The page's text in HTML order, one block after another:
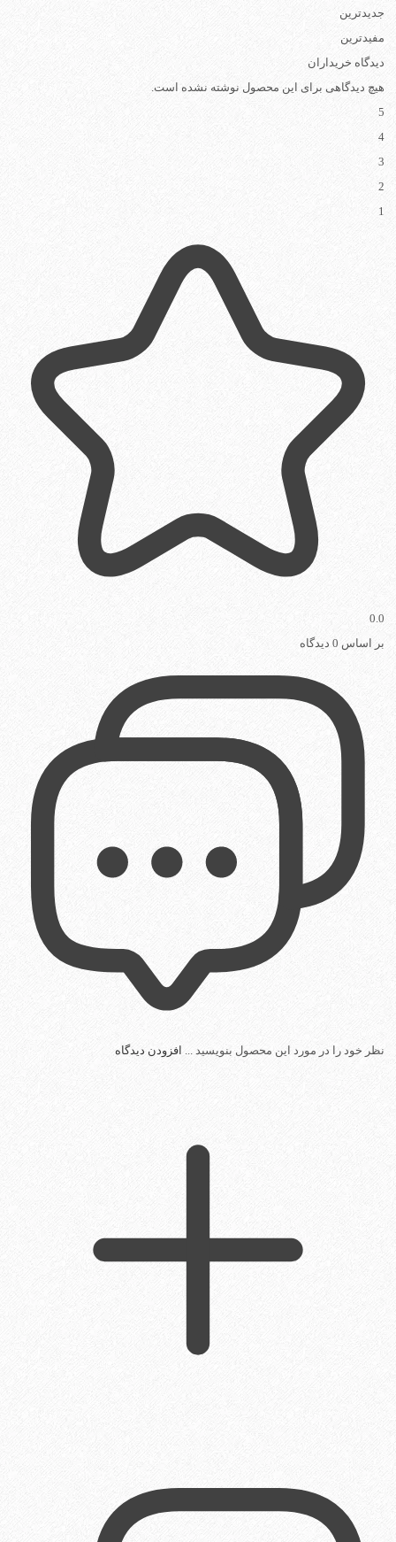
جدیدترین
مفیدترین
دیدگاه خریداران
هیچ دیدگاهی برای این محصول نوشته نشده است.
5
4
3
2
1
0.0
بر اساس 0 دیدگاه
نظر خود را در مورد این محصول بنویسید ... افزودن دیدگاه